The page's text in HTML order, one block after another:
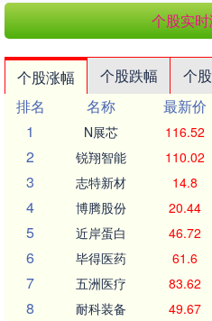
个股实
个股涨幅 个股跌幅 个
排名
名称 最新价
1
N展芯 116.52
2 锐翔智能 110.02
3 志特新材 14.8
4 博腾股份 20.44
5 近岸蛋白 46.72
6 毕得医药 61.6
7 五洲医疗 83.62
8 耐科装备 49.67